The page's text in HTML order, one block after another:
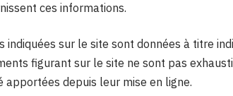
ces informations.
indiquées sur le site sont données à titre
figurant sur le site ne sont pas
apportées depuis leur mise en ligne.